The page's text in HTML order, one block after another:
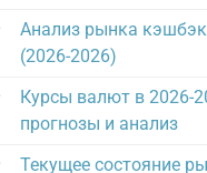
Анализ рынка
(2026-2026)
Курсы валют в 2026-
прогнозы и анализ
Текущее состояние